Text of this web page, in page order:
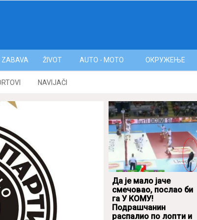
NAVIJAČI
ZABAVA ŽIVOT AUTO - MOTO ОКРУЖЕЊЕ
Да је мало јаче
смечовао, послао би
га У КОМУ!
Подрашчанин
распалио по лопти и